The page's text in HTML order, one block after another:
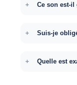
Ce son est-
Suis-je
Quelle est